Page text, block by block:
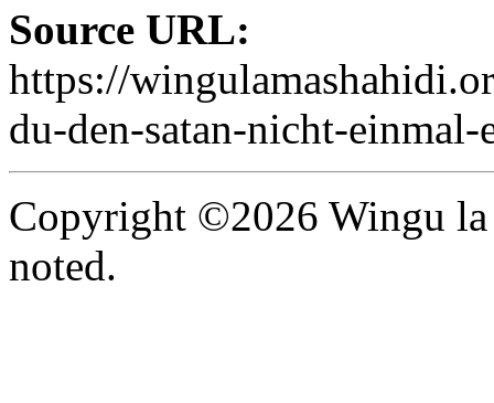
Source URL:
https://
du-den-satan-nicht-
Copyright ©2026 Wingu la
noted.